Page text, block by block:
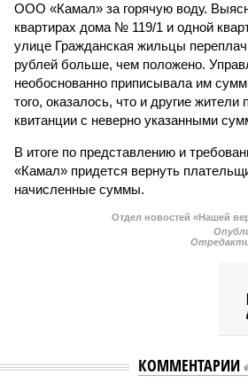
ООО «Камал» за горячую воду.
квартирах дома № 119/1 и одной
улице Гражданская жильцы
рублей больше, чем положено.
необоснованно приписывала им
того, оказалось, что и другие
квитанции с неверно указанными
В итоге по представлению и
«Камал» придется вернуть
начисленные суммы.
Отдел новостей «Нашей
КОММЕНТАРИИ